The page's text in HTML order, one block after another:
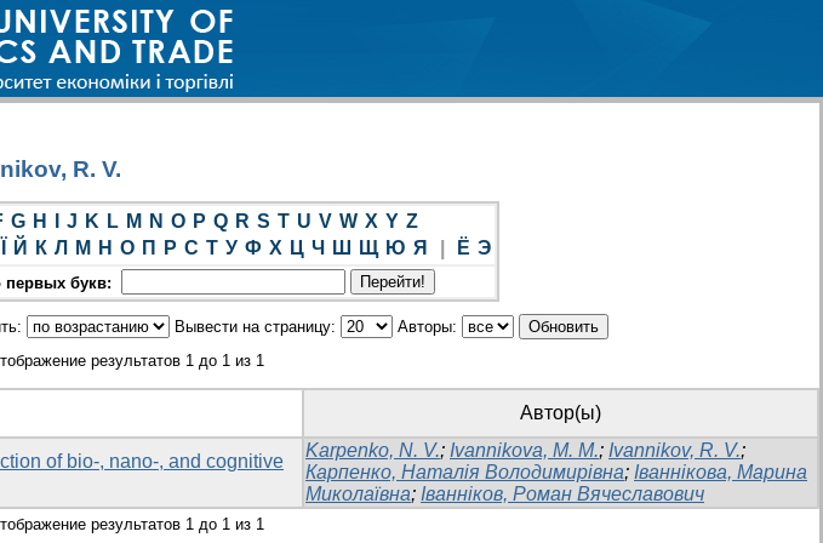
R. V.
G H J K L M N O P Q R S T U V W X Y Z
Й К Л М Н О П Р С Т У Ф Х Ц Ч Ш Щ Ю Я Ё Э
первых букв:
Вывести на страницу:
Авторы:
результатов 1 до 1 из 1
Автор(ы)
of bio-, nano-, and cognitive
Karpenko, N. V.; Ivannikova, M. M.; Ivannikov, R. V.;
Карпенко, Наталія Володимирівна; Іваннікова, Марина
Миколаївна; Іванніков, Роман Вячеславович
результатов 1 до 1 из 1